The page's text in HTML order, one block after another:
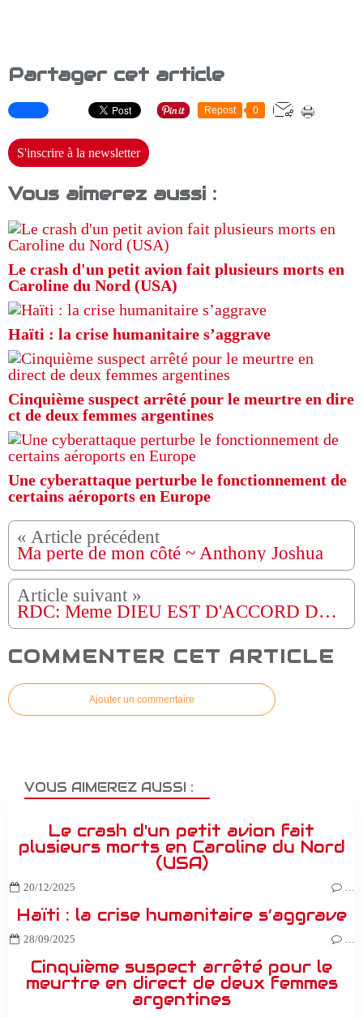
Partager cet article
Repost 0
S'inscrire à la newsletter
Vous aimerez aussi :
Le crash d'un petit avion fait plusieurs morts en
Caroline du Nord (USA)
Haïti : la crise humanitaire s’aggrave
Cinquième suspect arrêté pour le meurtre en dire
ct de deux femmes argentines
Une cyberattaque perturbe le fonctionnement de
certains aéroports en Europe
Ma perte de mon côté ~ Anthony Joshua
RDC: Meme DIEU EST D'ACCORD DE PRÉSIDENT ÉLU MARTIN FAYULU MADIDI SUIVEZ
COMMENTER CET ARTICLE
Ajouter un commentaire
VOUS AIMEREZ AUSSI :
Le crash d'un petit avion fait
plusieurs morts en Caroline du Nord
(USA)
20/12/2025
Haïti : la crise humanitaire s’aggrave
28/09/2025
Cinquième suspect arrêté pour le
meurtre en direct de deux femmes
argentines